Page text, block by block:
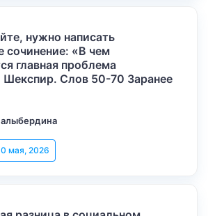
нужно написать
сочинение: «В чем
главная проблема
Шекспир. Слов 50-70 Заранее
мая, 2026